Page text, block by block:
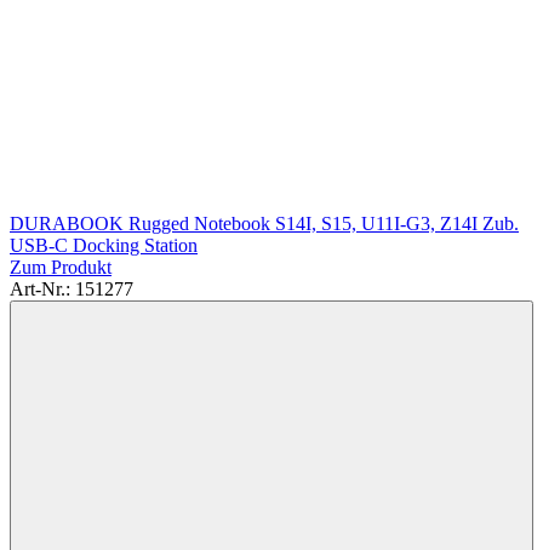
DURABOOK Rugged Notebook S14I, S15, U11I-G3, Z14I Zub.
USB-C Docking Station
Zum Produkt
Art-Nr.: 151277